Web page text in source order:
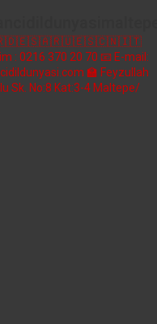
: 0216 370 20 70 📧 E-mail:
🏫 Feyzullah
Sk. No:8 Kat:3-4 Maltepe/